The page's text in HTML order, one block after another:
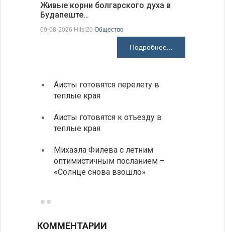
Живые корни болгарского духа в
Будапеште…
09-08-2026 Hits:20 Общество
Подробнее...
Аисты готовятся перелету в
теплые края
Аисты готовятся к отъезду в
теплые края
Михаэла Филева с летним
оптимистичным посланием –
«Солнце снова взошло»
КОММЕНТАРИИ